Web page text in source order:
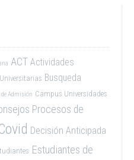
ACT Actividades
Busqueda
de Admisión Campus Universidades
Procesos de
Decisión Anticipada
Estudiantes de